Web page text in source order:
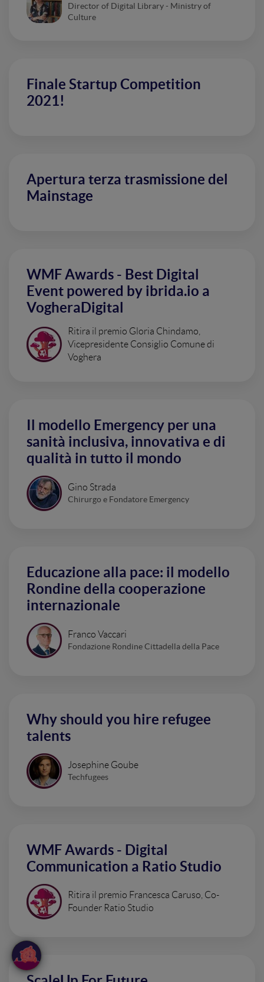
Director of Digital Library - Ministry of
Culture
Finale Startup Competition
2021!
Apertura terza trasmissione del
Mainstage
WMF Awards - Best Digital
Event powered by ibrida.io a
VogheraDigital
Ritira il premio Gloria Chindamo,
Vicepresidente Consiglio Comune di
Voghera
Il modello Emergency per una
sanità inclusiva, innovativa e di
qualità in tutto il mondo
Gino Strada
Chirurgo e Fondatore Emergency
Educazione alla pace: il modello
Rondine della cooperazione
internazionale
Franco Vaccari
Fondazione Rondine Cittadella della Pace
Why should you hire refugee
talents
Josephine Goube
Techfugees
WMF Awards - Digital
Communication a Ratio Studio
Ritira il premio Francesca Caruso, Co-
Founder Ratio Studio